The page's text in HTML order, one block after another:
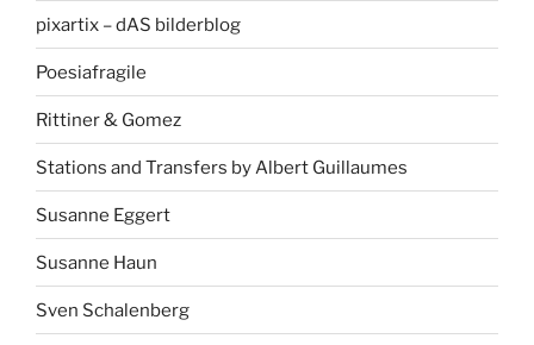
pixartix – dAS bilderblog
Poesiafragile
Rittiner & Gomez
Stations and Transfers by Albert Guillaumes
Susanne Eggert
Susanne Haun
Sven Schalenberg